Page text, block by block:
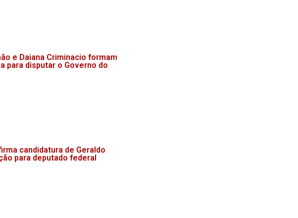
e Daiana Criminacio formam
para disputar o Governo do
candidatura de Geraldo
para deputado federal